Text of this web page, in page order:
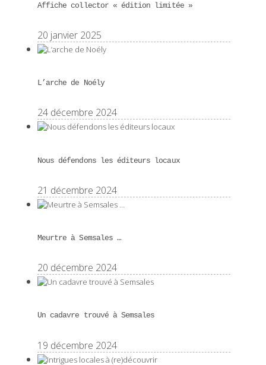
Affiche collector « édition limitée »
20 janvier 2025
L’arche de Noély
24 décembre 2024
Nous défendons les éditeurs locaux
21 décembre 2024
Meurtre à Semsales …
20 décembre 2024
Un cadavre trouvé à Semsales
19 décembre 2024